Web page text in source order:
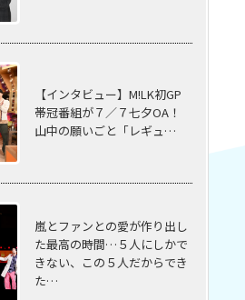
【インタビュー】M!LK初GP
帯冠番組が７／７七夕OA！
山中の願いごと「レギュ…
嵐とファンとの愛が作り出し
た最高の時間…５⼈にしかで
きない、この５⼈だからでき
た…